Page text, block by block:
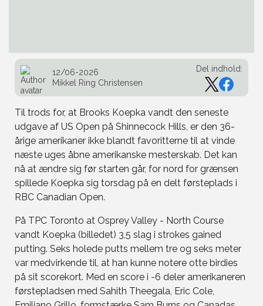
12/06-2026
Mikkel Ring Christensen
Del indhold:
Til trods for, at Brooks Koepka vandt den seneste
udgave af US Open på Shinnecock Hills, er den 36-
årige amerikaner ikke blandt favoritterne til at vinde
næste uges åbne amerikanske mesterskab. Det kan
nå at ændre sig før starten går, for nord for grænsen
spillede Koepka sig torsdag på en delt førsteplads i
RBC Canadian Open.
På TPC Toronto at Osprey Valley - North Course
vandt Koepka (billedet) 3,5 slag i strokes gained
putting. Seks holede putts mellem tre og seks meter
var medvirkende til, at han kunne notere otte birdies
på sit scorekort. Med en score i -6 deler amerikaneren
førstepladsen med Sahith Theegala, Eric Cole,